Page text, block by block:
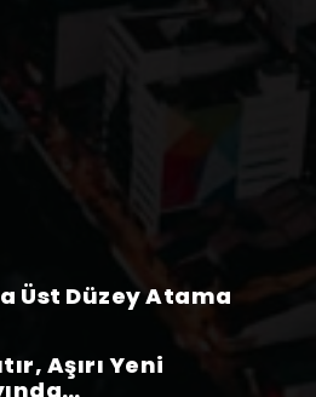
Üst Düzey Atama
Aşırı Yeni